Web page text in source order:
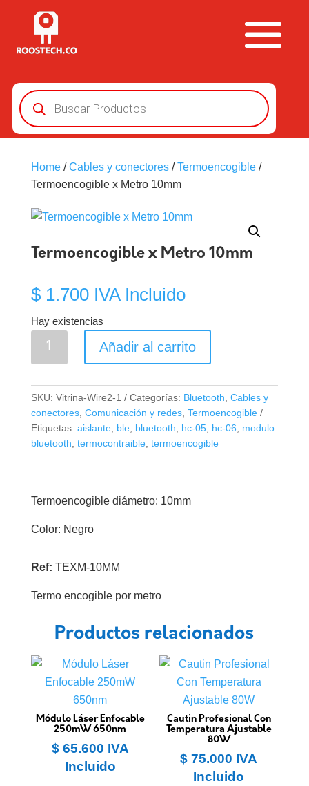
Búsqueda
de
productos
Home/Cables y conectores/Termoencogible/
Termoencogible x Metro 10mm
Termoencogible x Metro 10mm
$1.700 IVA Incluido
Hay existencias
Termoencogible
cantidad
Añadir al carrito
SKU: Vitrina-Wire2-1 Categorías: Bluetooth Cables y
conectores, Comunicación y redes, Termoencogible
Etiquetas: aislante, ble, bluetooth hc-05, hc-06
modulo
bluetooth termocontraible, termoencogible
Termoencogible diámetro: 10mm
Color: Negro
Ref: TEXM-10MM
Termo encogible por metro
Productos relacionados
Módulo Láser Enfocable
250mW 650nm
$65.600 IVA
Incluido
Cautin Profesional Con
Temperatura Ajustable
80W
$ 75.000 IVA
Incluido